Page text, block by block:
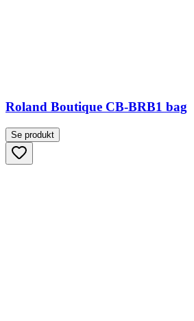
Roland Boutique CB-BRB1 bag
Se produkt